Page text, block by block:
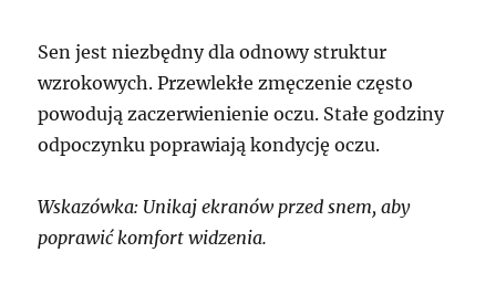
Sen jest niezbędny dla odnowy struktur
wzrokowych. Przewlekłe zmęczenie często
powodują zaczerwienienie oczu. Stałe godziny
odpoczynku poprawiają kondycję oczu.
Wskazówka: Unikaj ekranów przed snem, aby
poprawić komfort widzenia.